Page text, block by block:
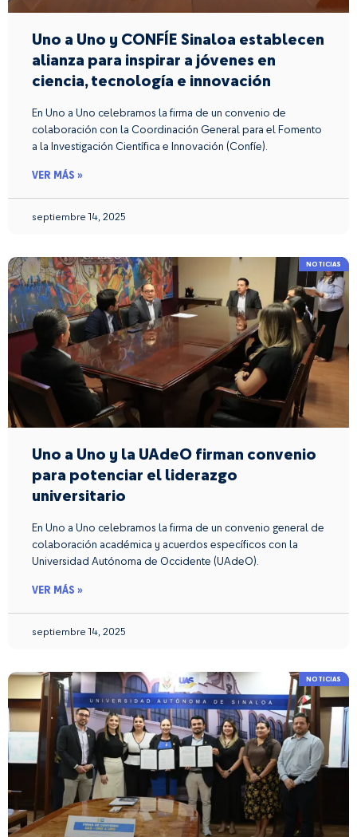
Uno a Uno y CONFÍE Sinaloa establecen
alianza para inspirar a jóvenes en
ciencia, tecnología e innovación
En Uno a Uno celebramos la firma de un convenio de
colaboración con la Coordinación General para el Fomento
a la Investigación Científica e Innovación (Confíe).
VER MÁS »
septiembre 14, 2025
NOTICIAS
Uno a Uno y la UAdeO firman convenio
para potenciar el liderazgo
universitario
En Uno a Uno celebramos la firma de un convenio general de
colaboración académica y acuerdos específicos con la
Universidad Autónoma de Occidente (UAdeO).
VER MÁS »
septiembre 14, 2025
NOTICIAS